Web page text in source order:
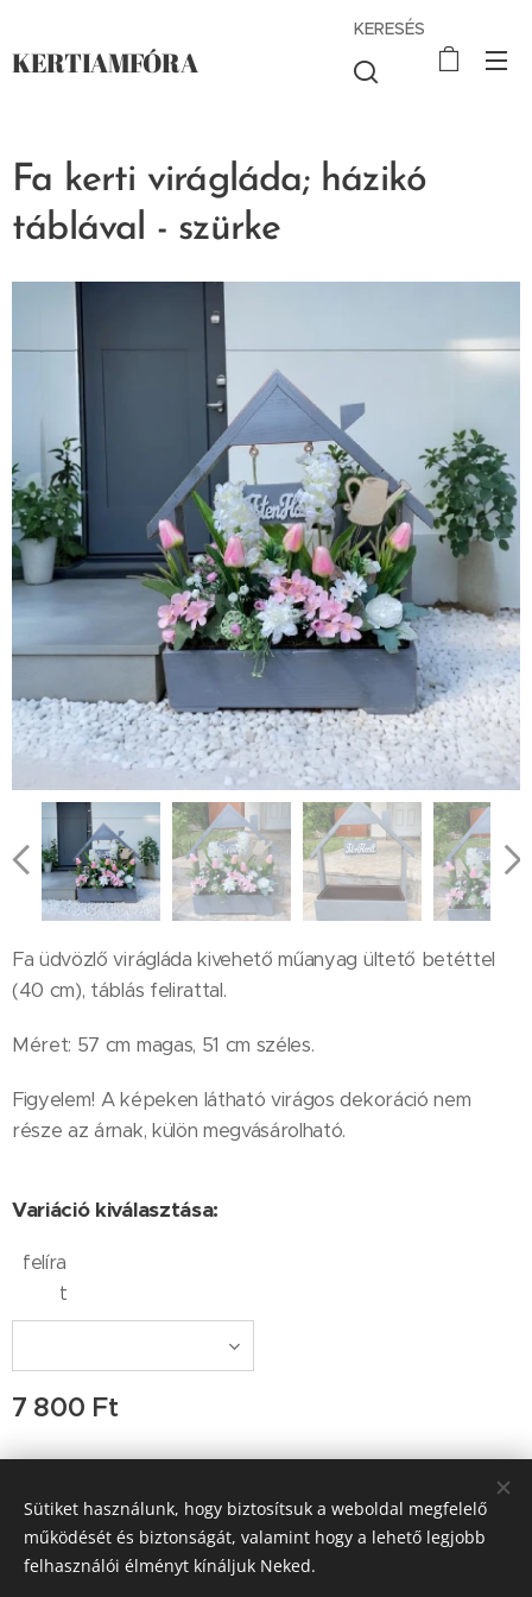
KERTIAMFÓRA
KERESÉS
Fa kerti virágláda; házikó
táblával - szürke
Fa üdvözlő virágláda kivehető műanyag ültető betéttel
(40 cm), táblás felirattal.
Méret: 57 cm magas, 51 cm széles.
Figyelem! A képeken látható virágos dekoráció nem
része az árnak, külön megvásárolható.
Variáció kiválasztása:
felíra
t
7 800 Ft
Kapcsolat: Ocskay-Tulkán Ágnes, Ocskay Lehel, e-
mail:info@kertiamfora.hu, tel.: +3620-420-9597; H-P 9-17 óra
között hívható
Sütiket használunk, hogy biztosítsuk a weboldal megfelelő
működését és biztonságát, valamint hogy a lehető legjobb
felhasználói élményt kínáljuk Neked.